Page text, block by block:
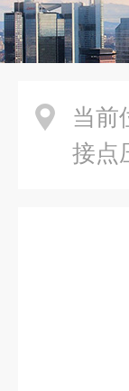
当前
接点